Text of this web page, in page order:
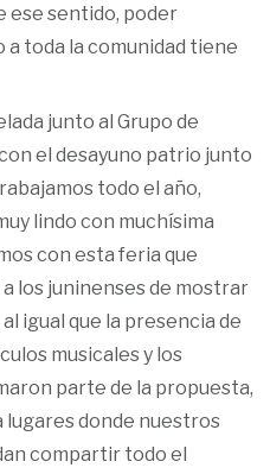
ese sentido, poder
toda la comunidad tiene
junto al Grupo de
el desayuno patrio junto
todo el año,
lindo con muchísima
con esta feria que
los juninenses de mostrar
igual que la presencia de
musicales y los
parte de la propuesta,
lugares donde nuestros
compartir todo el